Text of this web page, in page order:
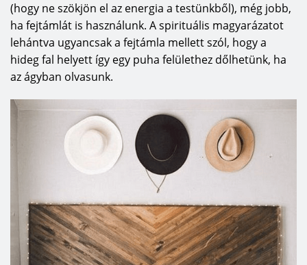
(hogy ne szökjön el az energia a testünkből), még jobb,
ha fejtámlát is használunk. A spirituális magyarázatot
lehántva ugyancsak a fejtámla mellett szól, hogy a
hideg fal helyett így egy puha felülethez dőlhetünk, ha
az ágyban olvasunk.